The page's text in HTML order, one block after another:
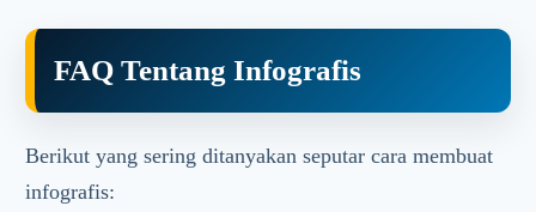
FAQ Tentang Infografis
Berikut yang sering ditanyakan seputar cara membuat
infografis: